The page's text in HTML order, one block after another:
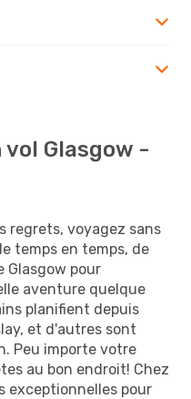
Glasgow -
regrets, voyagez sans
temps en temps, de
pour
aventure quelque
planifient depuis
et d'autres sont
Peu importe votre
au bon endroit! Chez
exceptionnelles pour